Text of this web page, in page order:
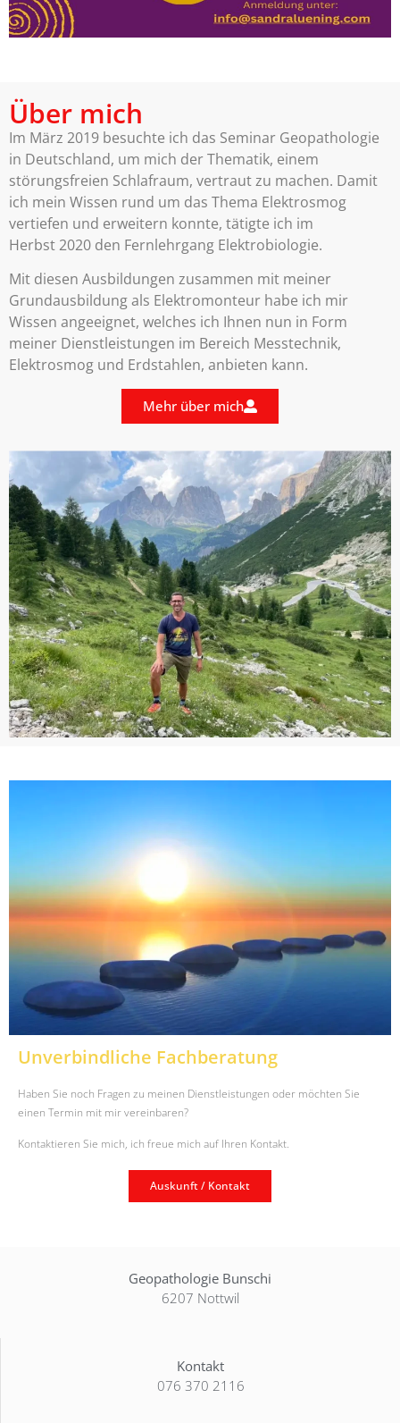
Über mich
Im März 2019 besuchte ich das Seminar Geopathologie
in Deutschland, um mich der Thematik, einem
störungsfreien Schlafraum, vertraut zu machen. Damit
ich mein Wissen rund um das Thema Elektrosmog
vertiefen und erweitern konnte, tätigte ich im
Herbst 2020 den Fernlehrgang Elektrobiologie.
Mit diesen Ausbildungen zusammen mit meiner
Grundausbildung als Elektromonteur habe ich mir
Wissen angeeignet, welches ich Ihnen nun in Form
meiner Dienstleistungen im Bereich Messtechnik,
Elektrosmog und Erdstahlen, anbieten kann.
Mehr über mich
Unverbindliche Fachberatung
Haben Sie noch Fragen zu meinen Dienstleistungen oder möchten Sie
einen Termin mit mir vereinbaren?
Kontaktieren Sie mich, ich freue mich auf Ihren Kontakt.
Auskunft / Kontakt
Geopathologie Bunschi
6207 Nottwil
Kontakt
076 370 2116